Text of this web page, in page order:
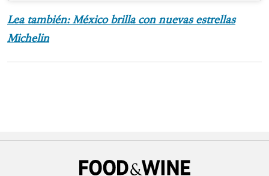
Lea también: México brilla con nuevas estrellas
Michelin